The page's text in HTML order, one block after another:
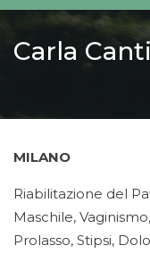
Carla
MILANO
Riabilitazione del
Maschile,
Prolasso, Stipsi,